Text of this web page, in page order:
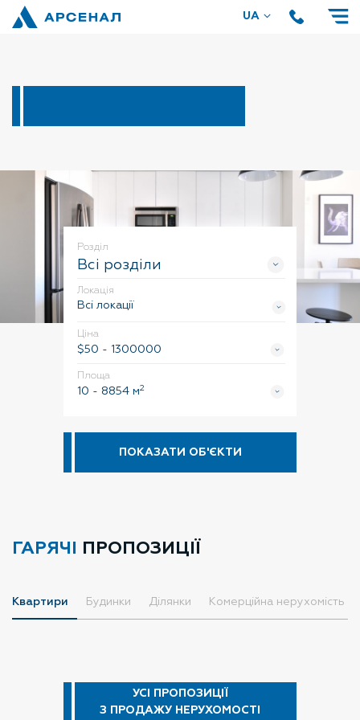
UA
Роздiл
Всi роздiли
Локацiя
Всi локацiї
Цiна
$50 - 1300000
Площа
10 - 8854 м2
ПОКАЗАТИ ОБ'ЄКТИ
ГАРЯЧІ ПРОПОЗИЦІЇ
Квартири Будинки Ділянки Комерційна нерухомість
УСІ ПРОПОЗИЦІЇ
З ПРОДАЖУ НЕРУХОМОСТІ